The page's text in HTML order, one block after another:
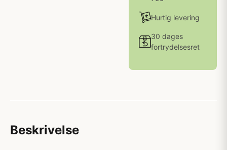
Hurtig levering
30 dages
fortrydelsesret
Beskrivelse